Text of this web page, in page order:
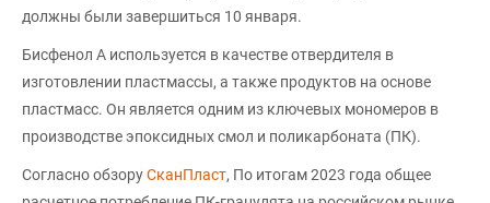
должны были завершиться 10 января.
Бисфенол А используется в качестве отвердителя в
изготовлении пластмассы, а также продуктов на основе
пластмасс. Он является одним из ключевых мономеров в
производстве эпоксидных смол и поликарбоната (ПК).
Согласно обзоруСканПласт, По итогам 2023 года общее